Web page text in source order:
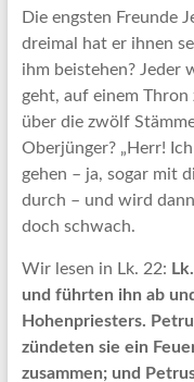
Die engsten Freunde
dreimal hat er ihnen
ihm beistehen? Jeder
geht, auf einem
über die zwölf
Oberjünger? „Herr!
gehen – ja, sogar mit
durch – und wird
doch schwach.
Wir lesen in Lk. 22:
und führten ihn ab
Hohenpriesters.
zündeten sie ein
zusammen; und